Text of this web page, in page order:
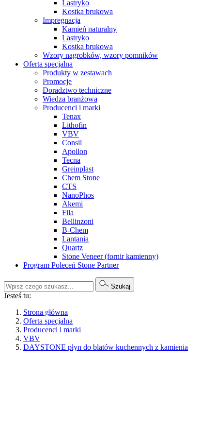
Lastryko
Kostka brukowa
Impregnacja
Kamień naturalny
Lastryko
Kostka brukowa
Wzory nagrobków, wzory pomników
Oferta specjalna
Produkty w zestawach
Promocje
Doradztwo techniczne
Wiedza branżowa
Producenci i marki
Tenax
Lithofin
VBV
Consil
Apollon
Tecna
Greinplast
Chem Stone
CTS
NanoPhos
Akemi
Fila
Bellinzoni
B-Chem
Lantania
Quartz
Stone Veneer (fornir kamienny)
Program Poleceń Stone Partner
Szukaj
Jesteś tu:
Strona główna
Oferta specjalna
Producenci i marki
VBV
DAYSTONE płyn do blatów kuchennych z kamienia